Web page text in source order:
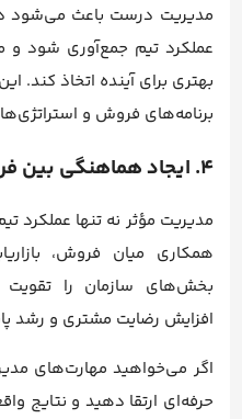
مدیریت درست باعث می‌شود
عملکرد تیم جمع‌آوری شود و
بهتری برای آینده اتخاذ کند.
برنامه‌های فروش و
۴. ایجاد هماهنگی بین فروش و سایر بخش‌ها
مدیریت مؤثر نه تنها عملکرد
همکاری میان فروش،
بخش‌های سازمان را
افزایش رضایت مشتری و رشد
اگر می‌خواهید مهارت‌های
حرفه‌ای ارتقا دهید و نتایج